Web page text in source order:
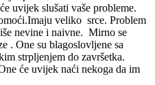
uvijek slušati vaše probleme.
veliko srce. Problem
nevine i naivne. Mirno se
. One su blagoslovljene sa
strpljenjem do završetka.
će uvijek naći nekoga da im